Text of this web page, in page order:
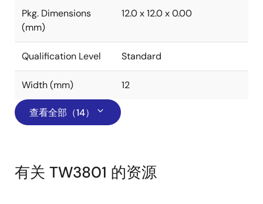
Pkg. Dimensions
(mm)
12.0 x 12.0 x 0.00
Qualification Level Standard
Width (mm) 12
查看全部（14）
有关 TW3801 的资源